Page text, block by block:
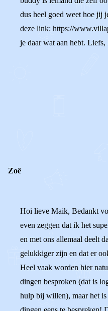
dus heel goed weet hoe jij
deze link: https://
je daar wat aan hebt. Liefs,
Zoë
Hoi lieve Maik, Bedankt
even zeggen dat ik het
en met ons allemaal deelt
gelukkiger zijn en dat er
Heel vaak worden hier
dingen besproken (dat is
hulp bij willen), maar het